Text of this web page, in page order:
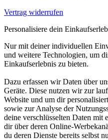
Vertrag widerrufen
Personalisiere dein
Nur mit deiner individuellen
und weitere Technologien, um
Einkaufserlebnis zu bieten.
Dazu erfassen wir Daten über
Geräte. Diese nutzen wir zur
Website und um dir
sowie zur Analyse der
deine verschlüsselten Daten mit
dir über deren Online-
du deren Dienste bereits selbst